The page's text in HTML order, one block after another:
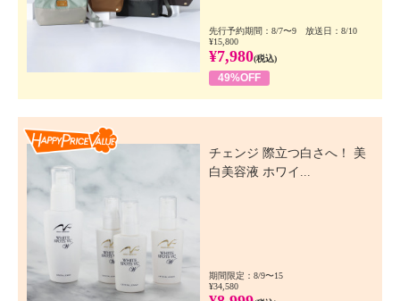
先行予約期間：8/7〜9 放送日：8/10
¥15,800
¥7,980(税込)
49%OFF
チェンジ 際立つ白さへ！ 美
白美容液 ホワイ...
期間限定：8/9〜15
¥34,580